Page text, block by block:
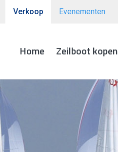
Verkoop Evenementen
Home Zeilboot kopen